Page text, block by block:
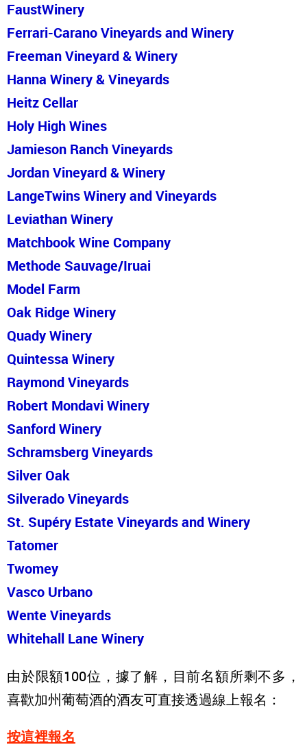
FaustWinery
Ferrari-Carano Vineyards and Winery
Freeman Vineyard & Winery
Hanna Winery & Vineyards
Heitz Cellar
Holy High Wines
Jamieson Ranch Vineyards
Jordan Vineyard & Winery
LangeTwins Winery and Vineyards
LeviathanWinery
Matchbook Wine Company
Methode Sauvage/Iruai
Model Farm
Oak Ridge Winery
Quady Winery
Quintessa Winery
Raymond Vineyards
Robert Mondavi Winery
Sanford Winery
Schramsberg Vineyards
Silver Oak
Silverado Vineyards
St. Supéry Estate Vineyards and Winery
Tatomer
Twomey
Vasco Urbano
Wente Vineyards
Whitehall Lane Winery
由於限額100位，據了解，目前名額所剩不多，
喜歡加州葡萄酒的酒友可直接透過線上報名：
按這裡報名